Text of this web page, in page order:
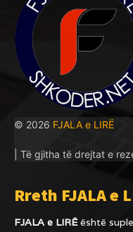
© 2026 FJALA e LIRË
| Të gjitha të drejtat e
Rreth FJALA e
FJALA e LIRËështë